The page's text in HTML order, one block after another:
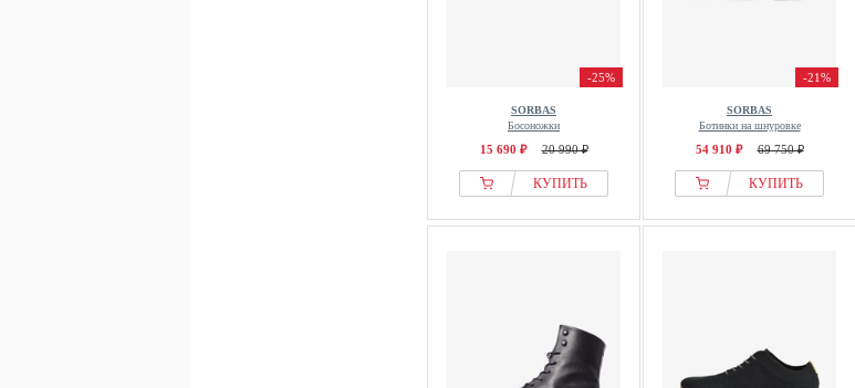
-25%
SORBAS
Босоножки
15 690 ₽ 20 990 ₽
КУПИТЬ
-21%
SORBAS
Ботинки на шнуровке
54 910 ₽ 69 750 ₽
КУПИТЬ